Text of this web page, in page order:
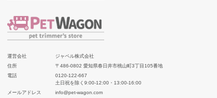
運営会社
ジャペル株式会社
住所
〒486-0802 愛知県春日井市桃山町3丁目105番地
電話
0120-122-667
土日祝を除く9:00-12:00・13:00-16:00
メールアドレス
info@pet-wagon.com